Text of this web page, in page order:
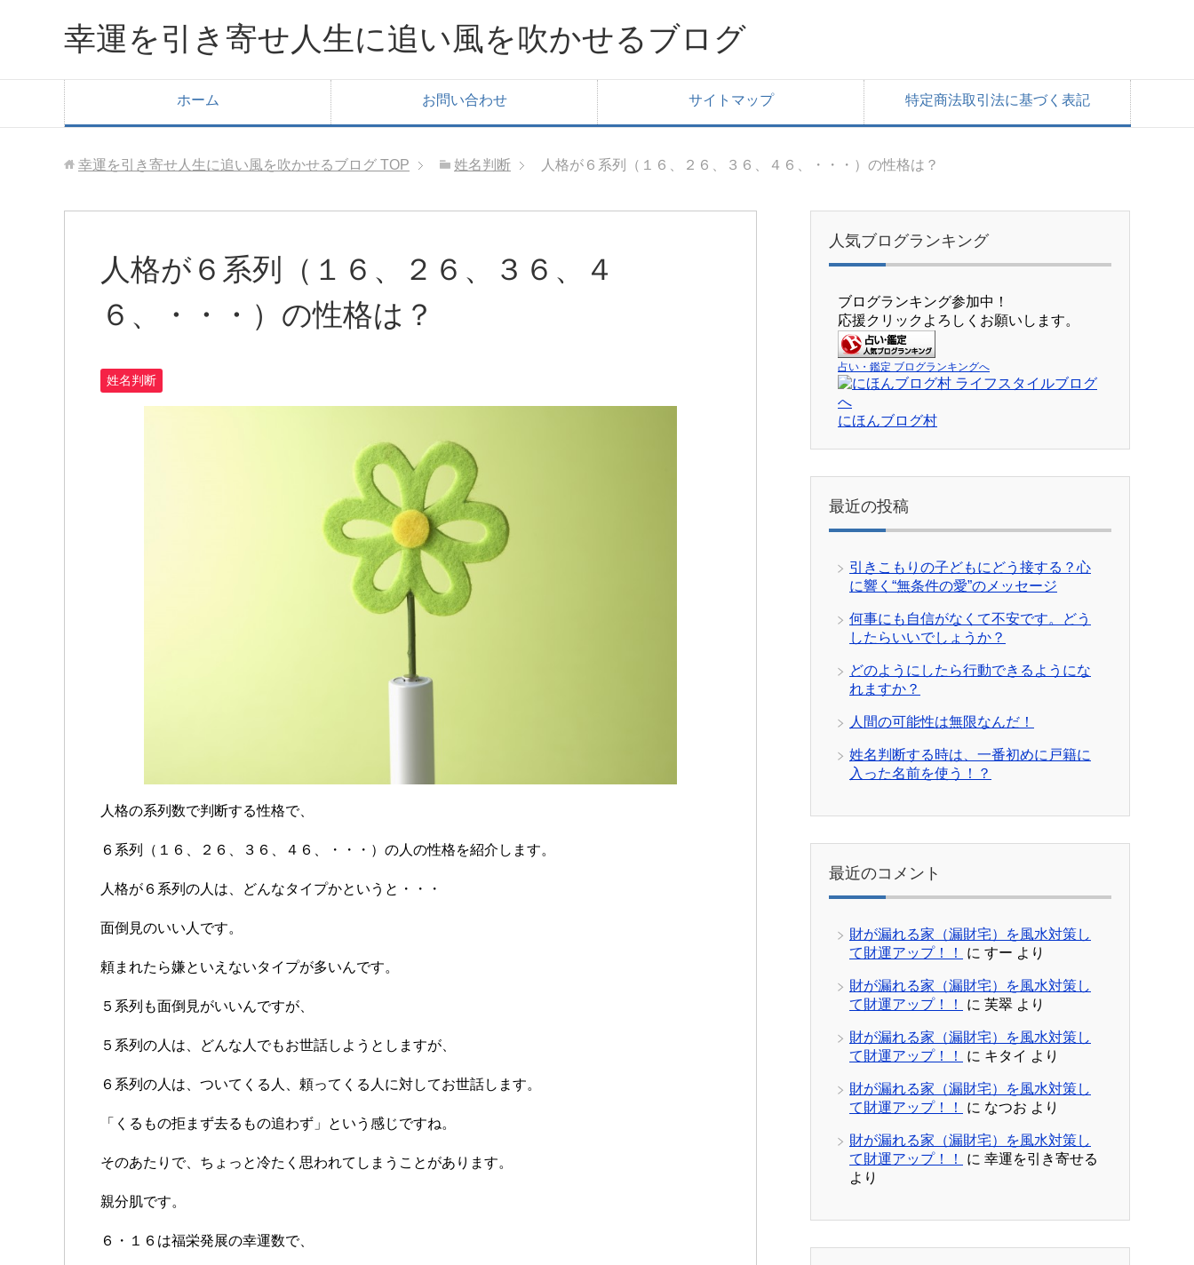
幸運を引き寄せ人生に追い風を吹かせるブログ
ホーム お問い合わせ サイトマップ 特定商法取引法に基づく表記
幸運を引き寄せ人生に追い風を吹かせるブログ TOP 姓名判断 人格が６系列（１６、２６、３６、４６、・・・）の性格は？
人格が６系列（１６、２６、３６、４
６、・・・）の性格は？
姓名判断
人格の系列数で判断する性格で、
６系列（１６、２６、３６、４６、・・・）の人の性格を紹介します。
人格が６系列の人は、どんなタイプかというと・・・
面倒見のいい人です。
頼まれたら嫌といえないタイプが多いんです。
５系列も面倒見がいいんですが、
５系列の人は、どんな人でもお世話しようとしますが、
６系列の人は、ついてくる人、頼ってくる人に対してお世話します。
「くるもの拒まず去るもの追わず」という感じですね。
そのあたりで、ちょっと冷たく思われてしまうことがあります。
親分肌です。
６・１６は福栄発展の幸運数で、
人気ブログランキング
ブログランキング参加中！
応援クリックよろしくお願いします。
占い・鑑定 ブログランキングへ
にほんブログ村
最近の投稿
引きこもりの子どもにどう接する？心
に響く“無条件の愛”のメッセージ
何事にも自信がなくて不安です。どう
したらいいでしょうか？
どのようにしたら行動できるようにな
れますか？
人間の可能性は無限なんだ！
姓名判断する時は、一番初めに戸籍に
入った名前を使う！？
最近のコメント
財が漏れる家（漏財宅）を風水対策し
て財運アップ！！
に すー より
財が漏れる家（漏財宅）を風水対策し
て財運アップ！！
に 芙翠 より
財が漏れる家（漏財宅）を風水対策し
て財運アップ！！
に キタイ より
財が漏れる家（漏財宅）を風水対策し
て財運アップ！！
に なつお より
財が漏れる家（漏財宅）を風水対策し
て財運アップ！！
に 幸運を引き寄せる
より